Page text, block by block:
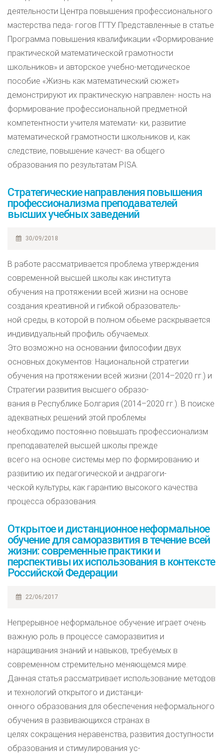
деятельности Центра повышения профессионального
мастерства педа- гогов ГГТУ. Представленные в статье
Программа повышения квалификации «Формирование
практической математической грамотности
школьников» и авторское учебно-методическое
пособие «Жизнь как математический сюжет»
демонстрируют их практическую направлен- ность на
формирование профессиональной предметной
компетентности учителя математи- ки, развитие
математической грамотности школьников и, как
следствие, повышение качест- ва общего
образования по результатам PISA.
Стратегические направления повышения
профессионализма преподавателей
высших учебных заведений
30/09/2018
В работе рассматривается проблема утверждения
современной высшей школы как института
обучения на протяжении всей жизни на основе
создания креативной и гибкой образователь-
ной среды, в которой в полном обьеме раскрывается
индивидуальный профиль обучаемых.
Это возможно на основании философии двух
основных документов: Национальной стратегии
обучения на протяжении всей жизни (2014–2020 гг.) и
Стратегии развития высшего образо-
вания в Республике Болгария (2014–2020 гг.). В поиске
адекватных решений этой проблемы
необходимо постоянно повышать профессионализм
преподавателей высшей школы прежде
всего на основе системы мер по формированию и
развитию их педагогической и андрагоги-
ческой культуры, как гарантию высокого качества
процесса образования.
Открытое и дистанционное неформальное
обучение для саморазвития в течение всей
жизни: современные практики и
перспективы их использования в контексте
Российской Федерации
22/06/2017
Непрерывное неформальное обучение играет очень
важную роль в процессе саморазвития и
наращивания знаний и навыков, требуемых в
современном стремительно меняющемся мире.
Данная статья рассматривает использование методов
и технологий открытого и дистанци-
онного образования для обеспечения неформального
обучения в развивающихся странах в
целях сокращения неравенства, развития доступности
образования и стимулирования ус-